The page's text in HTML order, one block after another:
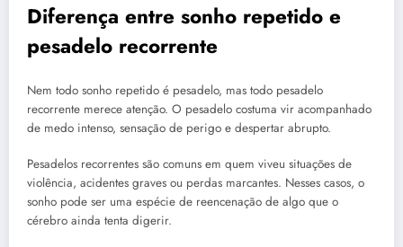
Diferença entre sonho repetido e
pesadelo recorrente
Nem todo sonho repetido é pesadelo, mas todo pesadelo
recorrente merece atenção. O pesadelo costuma vir acompanhado
de medo intenso, sensação de perigo e despertar abrupto.
Pesadelos recorrentes são comuns em quem viveu situações de
violência, acidentes graves ou perdas marcantes. Nesses casos, o
sonho pode ser uma espécie de reencenação de algo que o
cérebro ainda tenta digerir.